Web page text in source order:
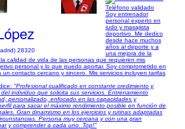
28320
Teléfono validado
Soy entrenador
personal experto en
judo y masajista
deportivo. Me dedico
desde hace muchos
años al deporte y a
una mejora de la
calidad de vida de las personas que requieren mis
personal y lo que puedo aportar. Soy comprometido en
contacto cercano y sincero. Mis servicios incluyen tarifas
"Profesional cualificado en constante credimiento y
individuo que solicita sus servicios. Entrenamiento
personalizado, enfocado en las capacidades y
para sacar el máximo rendimiento posible en función de
Gran dinamismo en los ejercicios y rutinas adaptadas
Persona muy cercana y con una gran
y comprender a cada uno. Top!"